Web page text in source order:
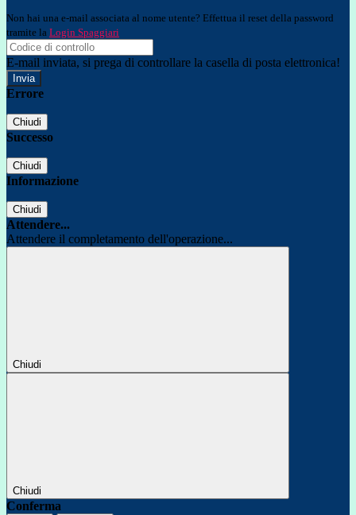
Non hai una e-mail associata al nome utente? Effettua il reset della password
tramite la Login Spaggiari
E-mail inviata, si prega di controllare la casella di posta elettronica!
Errore
Chiudi
Successo
Chiudi
Informazione
Chiudi
Attendere...
Attendere il completamento dell'operazione...
Chiudi
Chiudi
Conferma